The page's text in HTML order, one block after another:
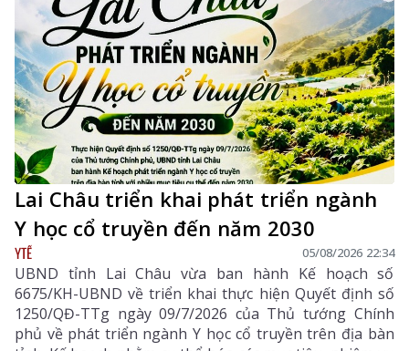
Lai Châu triển khai phát triển ngành
Y học cổ truyền đến năm 2030
YTẾ 05/08/2026 22:34
UBND tỉnh Lai Châu vừa ban hành Kế hoạch số
6675/KH-UBND về triển khai thực hiện Quyết định số
1250/QĐ-TTg ngày 09/7/2026 của Thủ tướng Chính
phủ về phát triển ngành Y học cổ truyền trên địa bàn